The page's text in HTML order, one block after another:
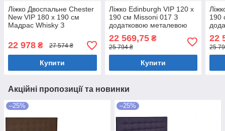
Ліжко Двоспальне Chester
New VIP 180 х 190 см
Мадрас Whisky З
цільнозварною рамою
Коричневий
22 978 ₴ 27 574 ₴
Купити
Ліжко Edinburgh VIP 120 х
190 см Missoni 017 З
додатковою металевою
цільнозварною рамою
Синій
22 569,75₴
25 794 ₴
Купити
190
22
25
Акційні пропозиції та новинки
–25% –25%